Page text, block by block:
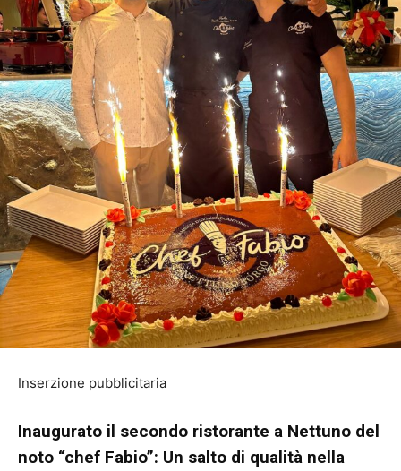
Inserzione pubblicitaria
Inaugurato il secondo ristorante a Nettuno del
noto “chef Fabio”: Un salto di qualità nella